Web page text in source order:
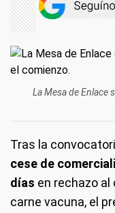
La Mesa de Enlace
Tras la
cese de
días en rechazo
carne vacuna, el